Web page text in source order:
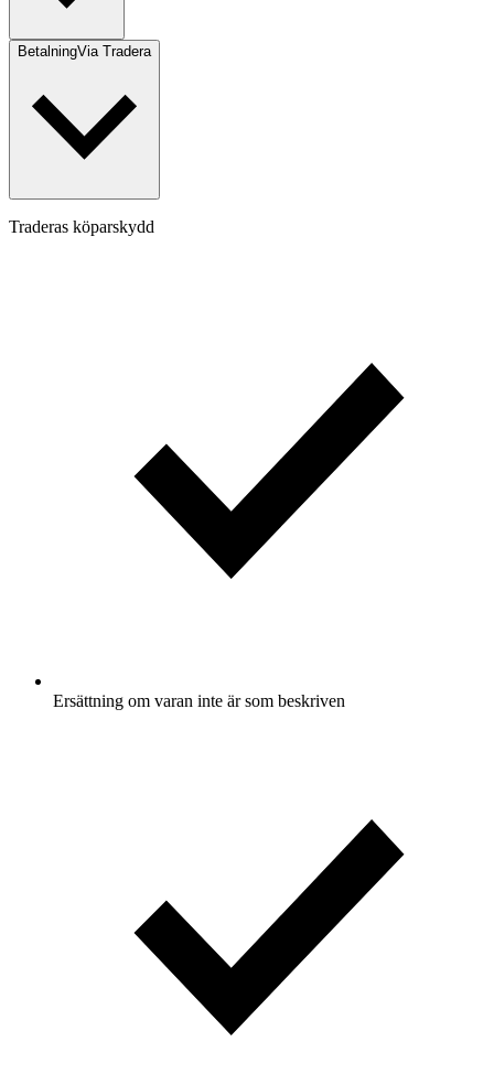
BetalningVia Tradera
Traderas köparskydd
Ersättning om varan inte är som beskriven